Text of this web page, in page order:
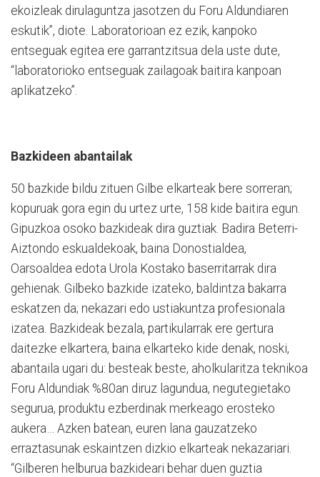
ekoizleak dirulaguntza jasotzen du Foru Aldundiaren
eskutik”, diote. Laboratorioan ez ezik, kanpoko
entseguak egitea ere garrantzitsua dela uste dute,
“laboratorioko entseguak zailagoak baitira kanpoan
aplikatzeko”.
Bazkideen abantailak
50 bazkide bildu zituen Gilbe elkarteak bere sorreran;
kopuruak gora egin du urtez urte, 158 kide baitira egun.
Gipuzkoa osoko bazkideak dira guztiak. Badira Beterri-
Aiztondo eskualdekoak, baina Donostialdea,
Oarsoaldea edota Urola Kostako baserritarrak dira
gehienak. Gilbeko bazkide izateko, baldintza bakarra
eskatzen da; nekazari edo ustiakuntza profesionala
izatea. Bazkideak bezala, partikularrak ere gertura
daitezke elkartera, baina elkarteko kide denak, noski,
abantaila ugari du: besteak beste, aholkularitza teknikoa
Foru Aldundiak %80an diruz lagundua, negutegietako
segurua, produktu ezberdinak merkeago erosteko
aukera… Azken batean, euren lana gauzatzeko
erraztasunak eskaintzen dizkio elkarteak nekazariari.
“Gilberen helburua bazkideari behar duen guztia